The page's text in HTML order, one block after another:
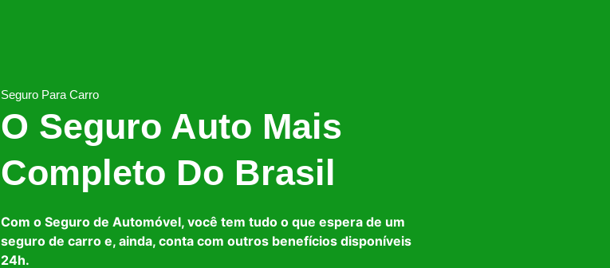
Seguro Para Carro
O Seguro Auto Mais
Completo Do Brasil
Com o Seguro de Automóvel, você tem tudo o que espera de um
seguro de carro e, ainda, conta com outros benefícios disponíveis
24h.